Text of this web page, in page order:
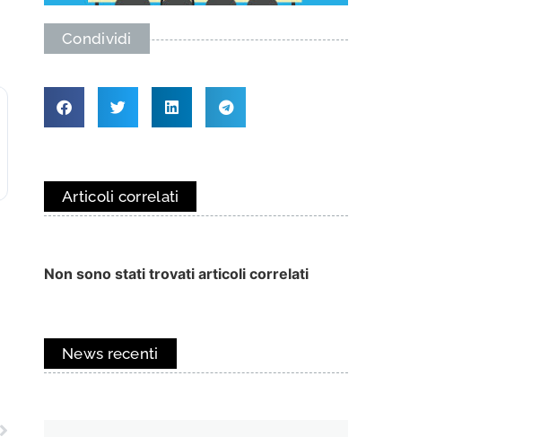
Condividi
Articoli correlati
Non sono stati trovati articoli correlati
News recenti